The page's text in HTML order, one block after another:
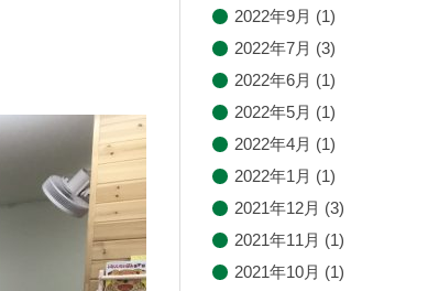
2022年9月 (1)
2022年7月 (3)
2022年6月 (1)
2022年5月 (1)
2022年4月 (1)
2022年1月 (1)
2021年12月 (3)
2021年11月 (1)
2021年10月 (1)